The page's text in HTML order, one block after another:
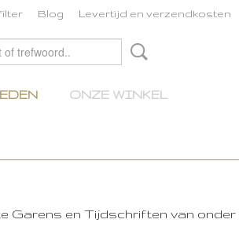
Blog Levertijd en verzendkosten
ONZE WINKEL
Garens en Tijdschriften van